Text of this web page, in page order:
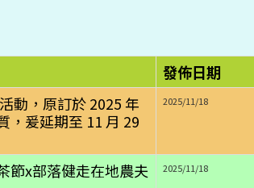
發佈日期
動，原訂於 2025 年
，爰延期至 11 月 29
2025/11/18
節x部落健走在地農夫
2025/11/18